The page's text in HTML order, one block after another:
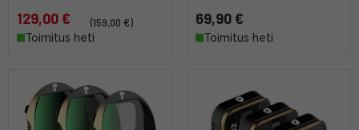
129,00 €
(159,00 €)
Toimitus heti
69,90 €
Toimitus heti